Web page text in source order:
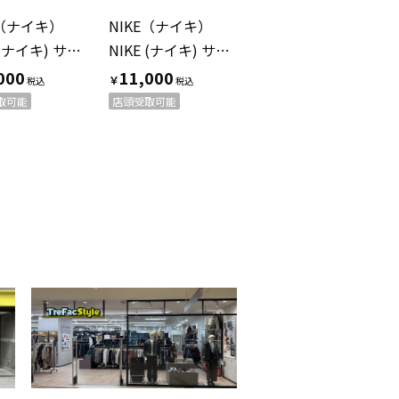
イキ）
NIKE (ナイキ) サッカーユニフォーム HJ1422-100 メンズレッド×ホワイト 浦和レッズ SIZE XL
可能
NIKE（ナイキ）
NIKE (ナイキ) サッカーユニフォーム HJ1425-611 浦和レッズ アウェイ メンズ SIZE XL レッド
￥11,000
店頭受取可能